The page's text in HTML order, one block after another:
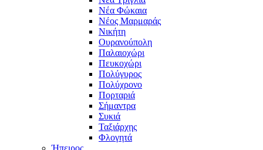
Νέα Φώκαια
Νέος Μαρμαράς
Νικήτη
Ουρανούπολη
Παλαιοχώρι
Πευκοχώρι
Πολύγυρος
Πολύχρονο
Πορταριά
Σήμαντρα
Συκιά
Ταξιάρχης
Φλογητά
Ήπειρος